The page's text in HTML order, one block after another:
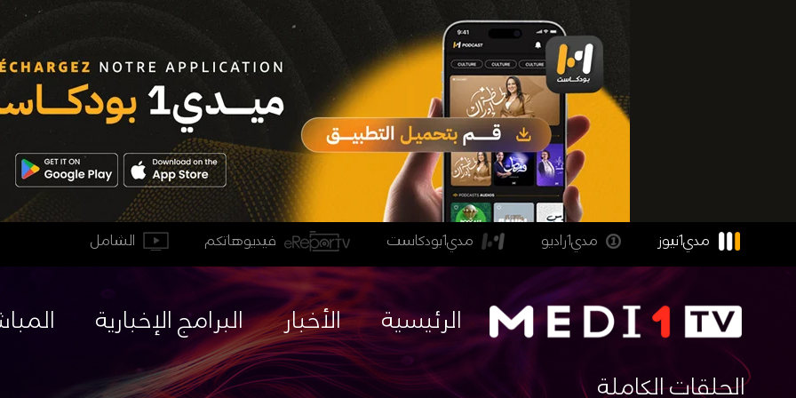
الشامل فيديوهاتكم مدي1بودكاست مدي1راديو مدي1نيوز
البرامج الإخبارية الأخبار
الرئيسية
الحلقات الكاملة